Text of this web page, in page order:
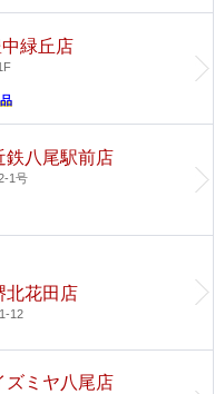
緑丘店
鉄八尾駅前店
1号
北花田店
12
ズミヤ八尾店